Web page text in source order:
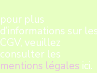
pour plus
d’informations sur
CGV, veuillez
consulter les
mentions légales ici.